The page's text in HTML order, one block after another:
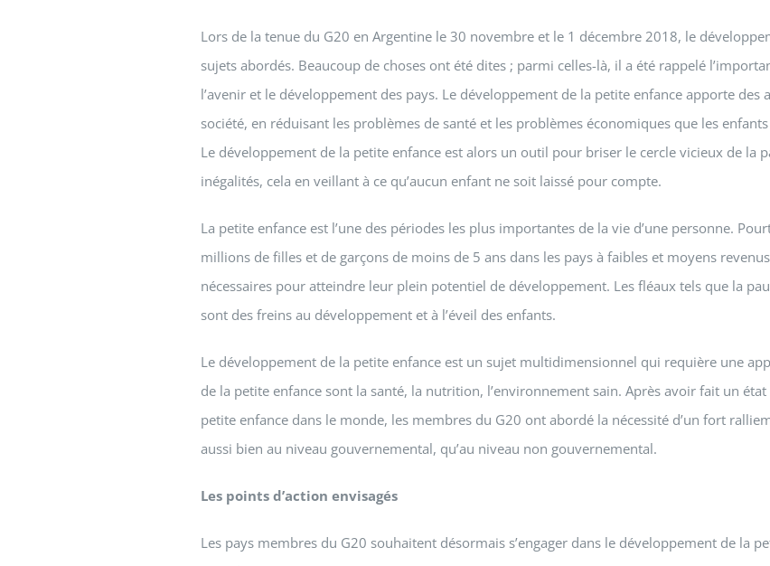
Lors de la tenue du G20 en Argentine le 30 novembre et le 1 décembre 2018, le
sujets abordés. Beaucoup de choses ont été dites ; parmi celles-là, il a été rappelé
l’avenir et le développement des pays. Le développement de la petite enfance apporte des
société, en réduisant les problèmes de santé et les problèmes économiques que les
Le développement de la petite enfance est alors un outil pour briser le cercle vicieux de la
inégalités, cela en veillant à ce qu’aucun enfant ne soit laissé pour compte.
La petite enfance est l’une des périodes les plus importantes de la vie d’une personne.
millions de filles et de garçons de moins de 5 ans dans les pays à faibles et moyens
nécessaires pour atteindre leur plein potentiel de développement. Les fléaux tels que la
sont des freins au développement et à l’éveil des enfants.
Le développement de la petite enfance est un sujet multidimensionnel qui requière une
de la petite enfance sont la santé, la nutrition, l’environnement sain. Après avoir fait un
petite enfance dans le monde, les membres du G20 ont abordé la nécessité d’un fort
aussi bien au niveau gouvernemental, qu’au niveau non gouvernemental.
Les points d’action envisagés
Les pays membres du G20 souhaitent désormais s’engager dans le développement de la